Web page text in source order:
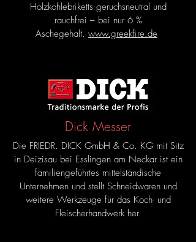
Holzkohlebriketts geruchsneutral und
rauchfrei – bei nur 6 %
Aschegehalt. www.greekfire.de
Dick Messer
Die FRIEDR. DICK GmbH & Co. KG mit Sitz
in Deizisau bei Esslingen am Neckar ist ein
familiengeführtes mittelständische
Unternehmen und stellt Schneidwaren und
weitere Werkzeuge für das Koch- und
Fleischerhandwerk her.